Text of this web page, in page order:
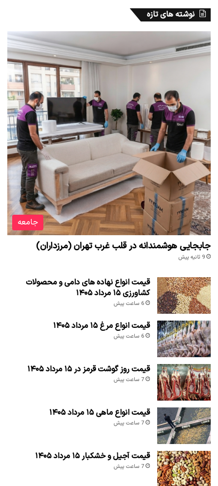
نوشته های تازه
جامعه
جابجایی هوشمندانه در قلب غرب تهران (مرزداران)
9 ثانیه پیش
قیمت انواع نهاده های دامی و محصولات
کشاورزی ۱۵ مرداد ۱۴۰۵
6 ساعت پیش
قیمت انواع مرغ ۱۵ مرداد ۱۴۰۵
6 ساعت پیش
قیمت روز گوشت قرمز در ۱۵ مرداد ۱۴۰۵
7 ساعت پیش
قیمت انواع ماهی ۱۵ مرداد ۱۴۰۵
7 ساعت پیش
قیمت آجیل و خشکبار ۱۵ مرداد ۱۴۰۵
7 ساعت پیش